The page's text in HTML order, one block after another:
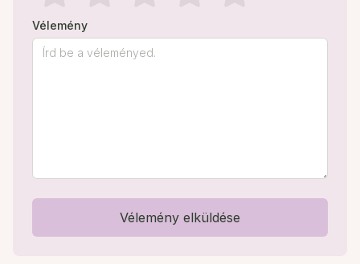
Vélemény
Vélemény elküldése